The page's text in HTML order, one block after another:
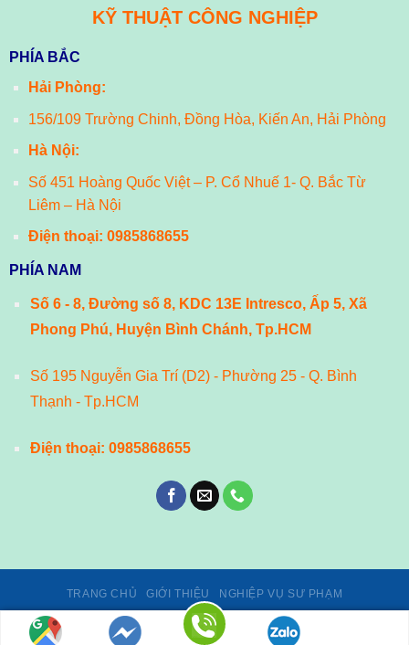
KỸ THUẬT CÔNG NGHIỆP
PHÍA BẮC
Hải Phòng:
156/109 Trường Chinh, Đồng Hòa, Kiến An, Hải Phòng
Hà Nội:
Số 451 Hoàng Quốc Việt – P. Cổ Nhuế 1- Q. Bắc Từ
Liêm – Hà Nội
Điện thoại: 0985868655
PHÍA NAM
Số 6 - 8, Đường số 8, KDC 13E Intresco, Ấp 5, Xã
Phong Phú, Huyện Bình Chánh, Tp.HCM
Số 195 Nguyễn Gia Trí (D2) - Phường 25 - Q. Bình
Thạnh - Tp.HCM
Điện thoại: 0985868655
TRANG CHỦ GIỚI THIỆU NGHIỆP VỤ SƯ PHẠM
Giấy phép số 02/GP-TTĐT, ngày 24/01/2014 của Cục Phát thanh,
truyền hình và Thông tin điện tử - Bộ Thông tin và Truyền thông.